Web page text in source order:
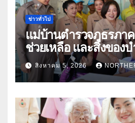
ข่าวทั่วไป
แม่บ้านตำรวจภูธรภา
ช่วยเหลือ และสิ่งของ
ธิดา ข้าราชการตำรวจจังหวัด
อุทัยธานี
สิงหาคม 5, 2026